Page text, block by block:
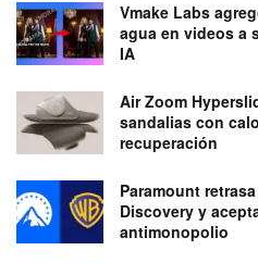
Vmake Labs
agua en videos a
IA
Air Zoom
sandalias con
recuperación
Paramount
Discovery y
antimonopolio